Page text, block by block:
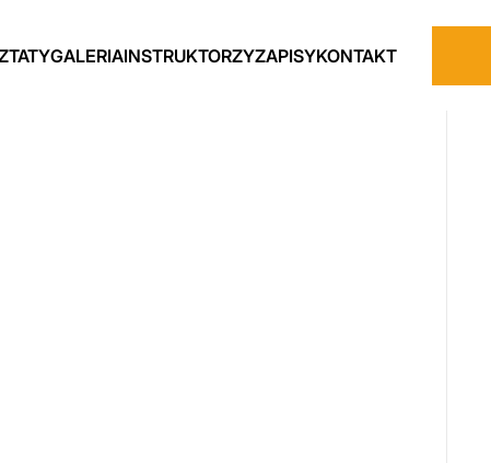
GALERIAINSTRUKTORZYZAPISYKONTAKT